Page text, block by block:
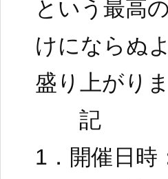
という最高
けにならぬ
盛り上がり
記
1．開催日時